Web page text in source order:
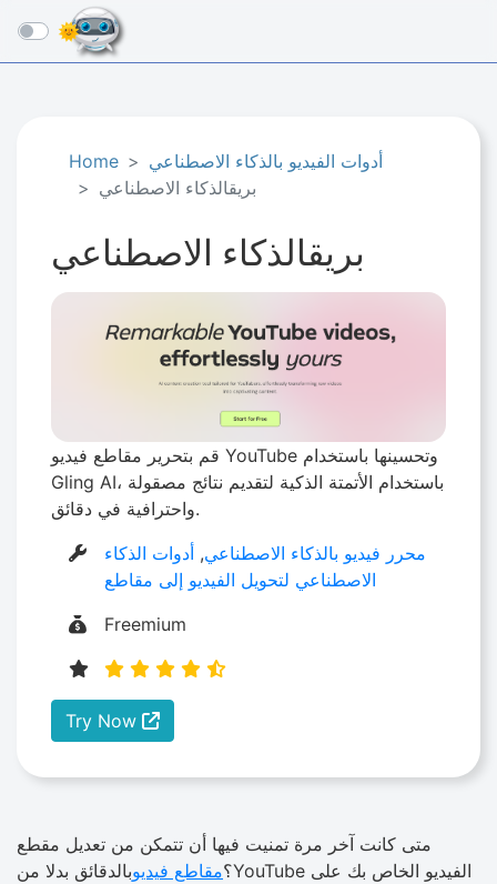
☰
Home
أدوات الفيديو بالذكاء الاصطناعي
بريقالذكاء الاصطناعي
بريقالذكاء الاصطناعي
قم بتحرير مقاطع فيديو YouTube وتحسينها باستخدام
Gling AI، باستخدام الأتمتة الذكية لتقديم نتائج مصقولة
واحترافية في دقائق.
محرر فيديو بالذكاء الاصطناعي, أدوات الذكاء
الاصطناعي لتحويل الفيديو إلى مقاطع
Freemium
Try Now
متى كانت آخر مرة تمنيت فيها أن تتمكن من تعديل مقطع
الفيديو الخاص بك على YouTube؟
مقاطع فيديوبالدقائق بدلا من